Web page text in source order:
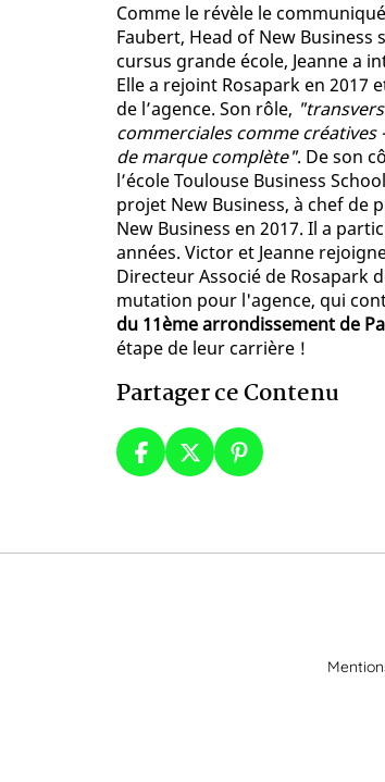
Comme le révèle le
Faubert, Head of New Business
cursus grande école, Jeanne a
Elle a rejoint Rosapark en 2017
de l’agence. Son rôle,
commerciales comme créatives
de marque complète". De son
l’école Toulouse Business
projet New Business, à chef de
New Business en 2017. Il a
années. Victor et Jeanne
Directeur Associé de Rosapark
mutation pour l'agence, qui
du 11ème arrondissement de
étape de leur carrière !
Partager ce Contenu